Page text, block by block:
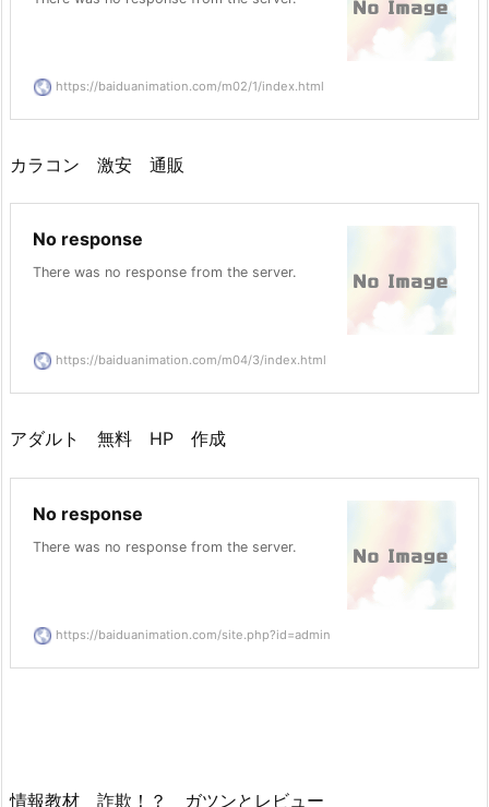
https://baiduanimation.com/m02/1/index.html
カラコン 激安 通販
No response
There was no response from the server.
https://baiduanimation.com/m04/3/index.html
アダルト 無料 HP 作成
No response
There was no response from the server.
https://baiduanimation.com/site.php?id=admin
情報教材 詐欺！？ ガツンとレビュー